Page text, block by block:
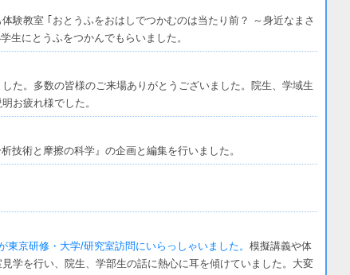
験教室 ｢おとうふをおはしでつかむのは当たり前？ ～身近なまさ
生にとうふをつかんでもらいました。
た。多数の皆様のご来場ありがとうございました。院生、学域生
お疲れ様でした。
技術と摩擦の科学』の企画と編集を行いました。
京研修・大学/研究室訪問にいらっしゃいました。 模擬講義や体
学を行い、院生、学部生の話に熱心に耳を傾けていました。大変